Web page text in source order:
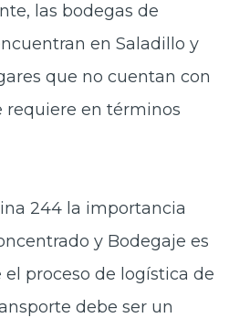
las bodegas de
en Saladillo y
que no cuentan con
requiere en términos
244 la importancia
y Bodegaje es
proceso de logística de
debe ser un